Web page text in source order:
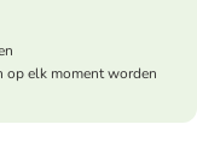
op elk moment worden